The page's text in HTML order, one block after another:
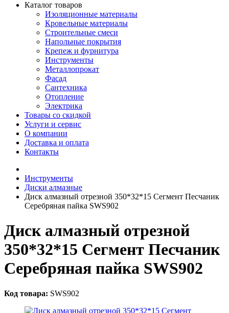
Каталог товаров
Изоляционные материалы
Кровельные материалы
Строительные смеси
Напольные покрытия
Крепеж и фурнитура
Инструменты
Металлопрокат
Фасад
Сантехника
Отопление
Электрика
Товары со скидкой
Услуги и сервис
О компании
Доставка и оплата
Контакты
Инструменты
Диски алмазные
Диск алмазный отрезной 350*32*15 Сегмент Песчаник
Серебряная пайка SWS902
Диск алмазный отрезной
350*32*15 Сегмент Песчаник
Серебряная пайка SWS902
Код товара: SWS902